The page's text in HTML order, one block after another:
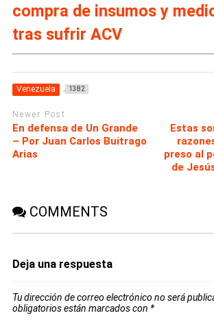
compra de insumos y
tras sufrir ACV
Venezuela 1382
Newer Post
En defensa de Un Grande
– Por Juan Carlos Buitrago
Arias
Estas
preso al
de
COMMENTS
Deja una respuesta
Tu dirección de correo electrónico no será
obligatorios están marcados con *